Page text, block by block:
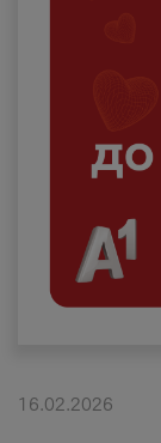
Поддршка
Надополни
Плати сметка
16.02.2026